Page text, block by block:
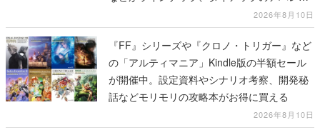
グッズも公開され映画と現実世界が「つなが
る」
2026年8月10日
『FF』シリーズや『クロノ・トリガー』など
の「アルティマニア」Kindle版の半額セール
が開催中。設定資料やシナリオ考察、開発秘
話などモリモリの攻略本がお得に買える
2026年8月10日